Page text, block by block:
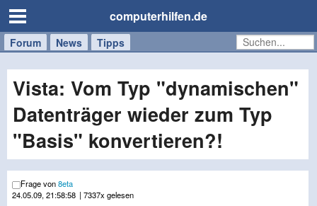
computerhilfen.de
Forum News Tipps
Handy
Tablet
Windows
Mac
Vista: Vom Typ "dynamischen"
Datenträger wieder zum Typ
"Basis" konvertieren?!
Frage von8eta
24.05.09, 21:58:58 | 7337x gelesen